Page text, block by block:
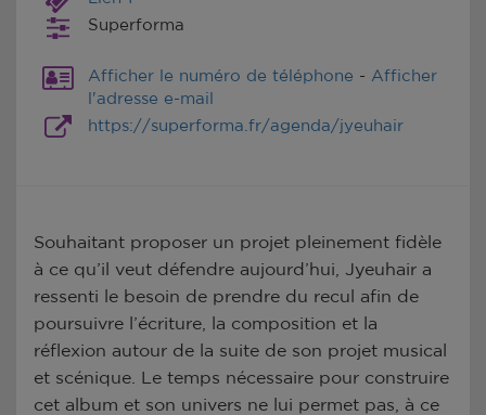
Superforma
Afficher le numéro de téléphone - Afficher
l'adresse e-mail
https://superforma.fr/agenda/jyeuhair
Souhaitant proposer un projet pleinement fidèle
à ce qu’il veut défendre aujourd’hui, Jyeuhair a
ressenti le besoin de prendre du recul afin de
poursuivre l’écriture, la composition et la
réflexion autour de la suite de son projet musical
et scénique. Le temps nécessaire pour construire
cet album et son univers ne lui permet pas, à ce